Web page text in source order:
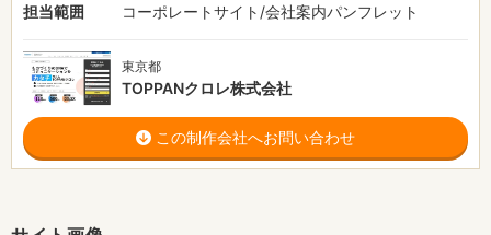
担当範囲 コーポレートサイト/会社案内パンフレット
東京都
TOPPANクロレ株式会社
この制作会社へお問い合わせ